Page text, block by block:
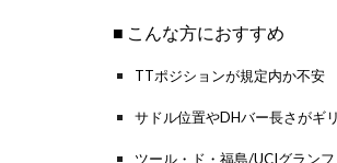
■ こんな方におすすめ
TTポジションが規定内か不安
サドル位置やDHバー長さがギ
ツール・ド・福島/UCIグラン